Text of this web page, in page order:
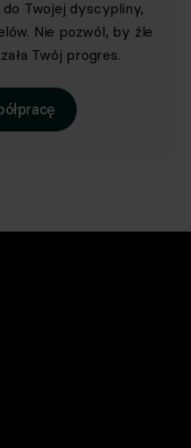
Twojej dyscypliny,
Nie pozwól, by źle
Twój progres.